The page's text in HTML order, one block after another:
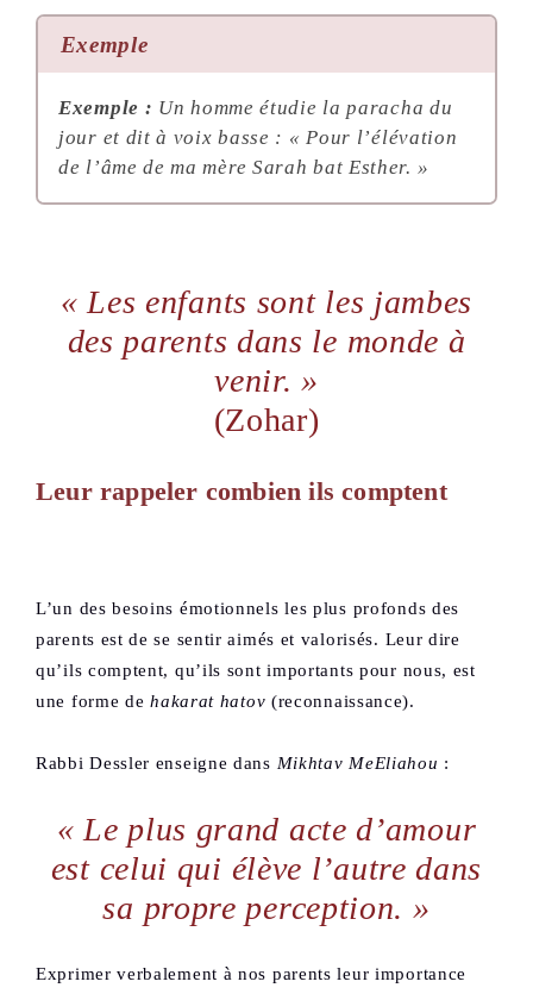
Exemple
Exemple : Un homme étudie la paracha du
jour et dit à voix basse : « Pour l’élévation
de l’âme de ma mère Sarah bat Esther. »
« Les enfants sont les jambes
des parents dans le monde à
venir. »
(Zohar)
Leur rappeler combien ils comptent
L’un des besoins émotionnels les plus profonds des
parents est de se sentir aimés et valorisés. Leur dire
qu’ils comptent, qu’ils sont importants pour nous, est
une forme dehakarat hatov (reconnaissance).
Rabbi Dessler enseigne dans Mikhtav MeEliahou :
« Le plus grand acte d’amour
est celui qui élève l’autre dans
sa propre perception. »
Exprimer verbalement à nos parents leur importance